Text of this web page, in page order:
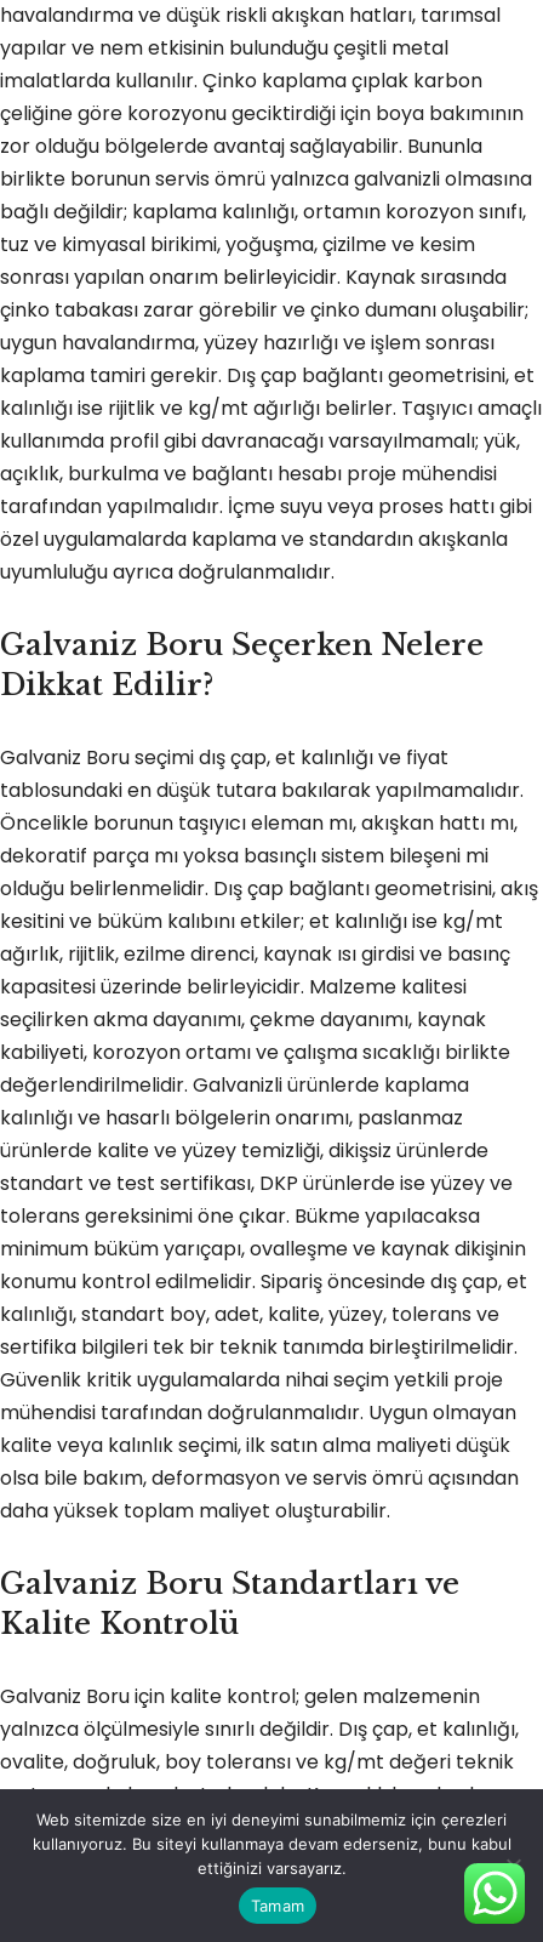
havalandırma ve düşük riskli akışkan hatları, tarımsal
yapılar ve nem etkisinin bulunduğu çeşitli metal
imalatlarda kullanılır. Çinko kaplama çıplak karbon
çeliğine göre korozyonu geciktirdiği için boya bakımının
zor olduğu bölgelerde avantaj sağlayabilir. Bununla
birlikte borunun servis ömrü yalnızca galvanizli olmasına
bağlı değildir; kaplama kalınlığı, ortamın korozyon sınıfı,
tuz ve kimyasal birikimi, yoğuşma, çizilme ve kesim
sonrası yapılan onarım belirleyicidir. Kaynak sırasında
çinko tabakası zarar görebilir ve çinko dumanı oluşabilir;
uygun havalandırma, yüzey hazırlığı ve işlem sonrası
kaplama tamiri gerekir. Dış çap bağlantı geometrisini, et
kalınlığı ise rijitlik ve kg/mt ağırlığı belirler. Taşıyıcı amaçlı
kullanımda profil gibi davranacağı varsayılmamalı; yük,
açıklık, burkulma ve bağlantı hesabı proje mühendisi
tarafından yapılmalıdır. İçme suyu veya proses hattı gibi
özel uygulamalarda kaplama ve standardın akışkanla
uyumluluğu ayrıca doğrulanmalıdır.
Galvaniz Boru Seçerken Nelere
Dikkat Edilir?
Galvaniz Boru seçimi dış çap, et kalınlığı ve fiyat
tablosundaki en düşük tutara bakılarak yapılmamalıdır.
Öncelikle borunun taşıyıcı eleman mı, akışkan hattı mı,
dekoratif parça mı yoksa basınçlı sistem bileşeni mi
olduğu belirlenmelidir. Dış çap bağlantı geometrisini, akış
kesitini ve büküm kalıbını etkiler; et kalınlığı ise kg/mt
ağırlık, rijitlik, ezilme direnci, kaynak ısı girdisi ve basınç
kapasitesi üzerinde belirleyicidir. Malzeme kalitesi
seçilirken akma dayanımı, çekme dayanımı, kaynak
kabiliyeti, korozyon ortamı ve çalışma sıcaklığı birlikte
değerlendirilmelidir. Galvanizli ürünlerde kaplama
kalınlığı ve hasarlı bölgelerin onarımı, paslanmaz
ürünlerde kalite ve yüzey temizliği, dikişsiz ürünlerde
standart ve test sertifikası, DKP ürünlerde ise yüzey ve
tolerans gereksinimi öne çıkar. Bükme yapılacaksa
minimum büküm yarıçapı, ovalleşme ve kaynak dikişinin
konumu kontrol edilmelidir. Sipariş öncesinde dış çap, et
kalınlığı, standart boy, adet, kalite, yüzey, tolerans ve
sertifika bilgileri tek bir teknik tanımda birleştirilmelidir.
Güvenlik kritik uygulamalarda nihai seçim yetkili proje
mühendisi tarafından doğrulanmalıdır. Uygun olmayan
kalite veya kalınlık seçimi, ilk satın alma maliyeti düşük
olsa bile bakım, deformasyon ve servis ömrü açısından
daha yüksek toplam maliyet oluşturabilir.
Galvaniz Boru Standartları ve
Kalite Kontrolü
Galvaniz Boru için kalite kontrol; gelen malzemenin
yalnızca ölçülmesiyle sınırlı değildir. Dış çap, et kalınlığı,
ovalite, doğruluk, boy toleransı ve kg/mt değeri teknik
şartnameyle karşılaştırılmalıdır. Kaynaklı borularda
kaynak dikişinin sürekliliği, iç-dış çapak durumu ve
gerektiğinde tahribatsız muayene sonuçları
değerlendirilir. Dikişsiz borularda et kalınlığı eksantrisitesi,
yüzey çatlağı ve laminasyon benzeri kusurlar önemlidir.
Web sitemizde size en iyi deneyimi sunabilmemiz için çerezleri
kullanıyoruz. Bu siteyi kullanmaya devam ederseniz, bunu kabul
ettiğinizi varsayarız.
Tamam